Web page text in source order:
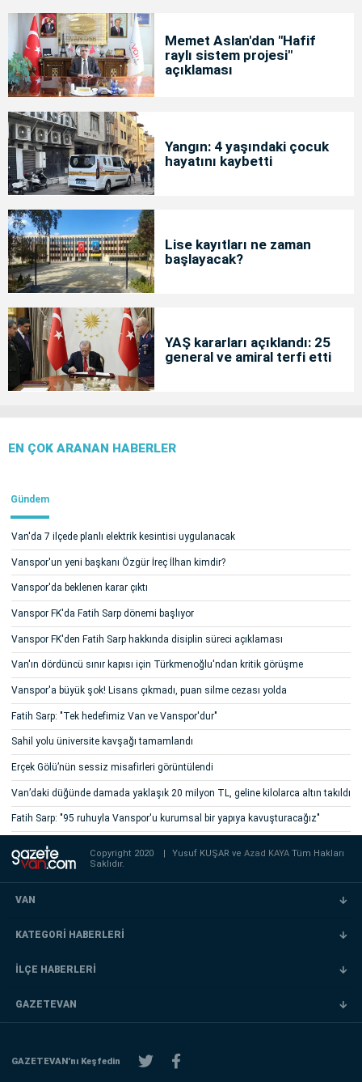
Memet Aslan'dan "Hafif
raylı sistem projesi"
açıklaması
Yangın: 4 yaşındaki çocuk
hayatını kaybetti
Lise kayıtları ne zaman
başlayacak?
YAŞ kararları açıklandı: 25
general ve amiral terfi etti
EN ÇOK ARANAN HABERLER
Gündem
Van'da 7 ilçede planlı elektrik kesintisi uygulanacak
Vanspor'un yeni başkanı Özgür İreç İlhan kimdir?
Vanspor'da beklenen karar çıktı
Vanspor FK'da Fatih Sarp dönemi başlıyor
Vanspor FK'den Fatih Sarp hakkında disiplin süreci açıklaması
Van'ın dördüncü sınır kapısı için Türkmenoğlu'ndan kritik görüşme
Vanspor'a büyük şok! Lisans çıkmadı, puan silme cezası yolda
Fatih Sarp: "Tek hedefimiz Van ve Vanspor'dur"
Sahil yolu üniversite kavşağı tamamlandı
Erçek Gölü’nün sessiz misafirleri görüntülendi
Van’daki düğünde damada yaklaşık 20 milyon TL, geline kilolarca altın takıldı
Fatih Sarp: "95 ruhuyla Vanspor'u kurumsal bir yapıya kavuşturacağız"
Copyright 2020 Yusuf KUŞAR veAzad KAYATüm Hakları
Saklıdır.
VAN
KATEGORİ HABERLERİ
İLÇE HABERLERİ
GAZETEVAN
GAZETEVAN'nı Keşfedin